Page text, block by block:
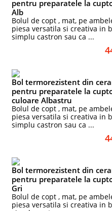
pentru preparatele la
Alb
Bolul de copt , mat, pe
piesa versatila si creativa in
simplu castron sau ca ...
Bol termorezistent din
pentru preparatele la
culoare Albastru
Bolul de copt , mat, pe
piesa versatila si creativa in
simplu castron sau ca ...
Bol termorezistent din
pentru preparatele la
Gri
Bolul de copt , mat, pe
piesa versatila si creativa in